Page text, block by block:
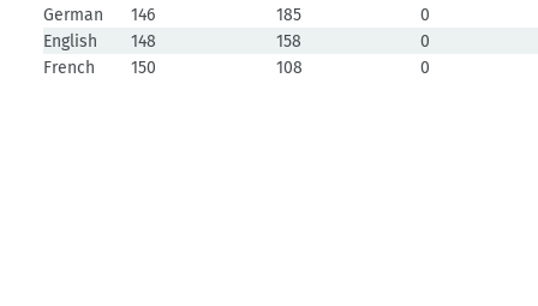
German
146 185
0
English
148 158
0
French
150 108 0